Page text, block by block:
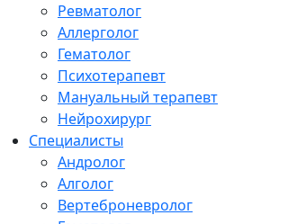
Ревматолог
Аллерголог
Гематолог
Психотерапевт
Мануальный терапевт
Нейрохирург
Специалисты
Андролог
Алголог
Вертеброневролог